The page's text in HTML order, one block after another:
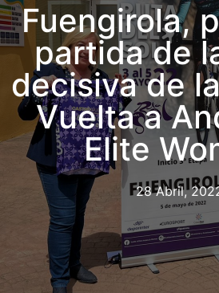
Fuengirola,
partida de
decisiva de
Vuelta a
Elite
28 Abril,